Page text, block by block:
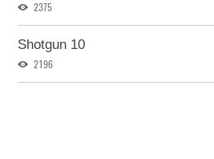
2375
Shotgun 10
2196